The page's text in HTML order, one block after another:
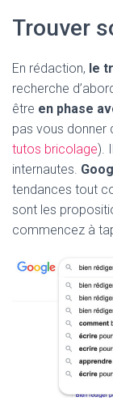
Trouver
En rédaction, le
recherche
être en phase
pas vous donner
tutos bricolage).
internautes.
tendances tout
sont les
commencez à